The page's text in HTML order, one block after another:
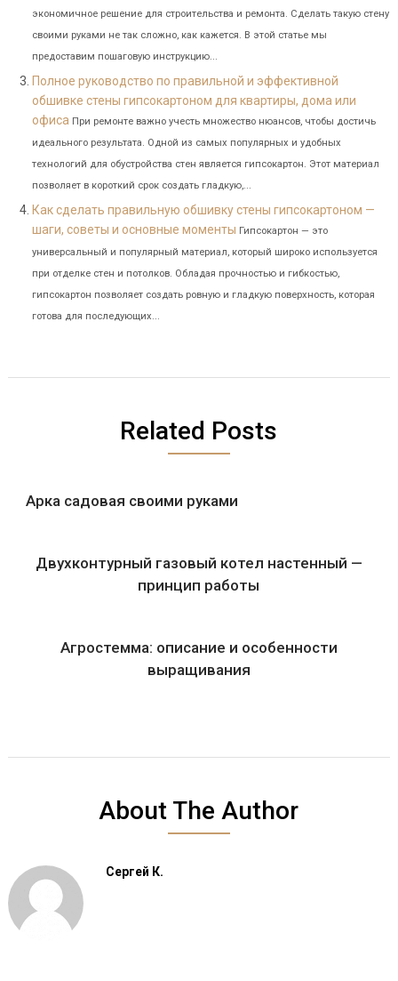
экономичное решение для строительства и ремонта. Сделать такую стену
своими руками не так сложно, как кажется. В этой статье мы
предоставим пошаговую инструкцию...
Полное руководство по правильной и эффективной
обшивке стены гипсокартоном для квартиры, дома или
офиса При ремонте важно учесть множество нюансов, чтобы достичь
идеального результата. Одной из самых популярных и удобных
технологий для обустройства стен является гипсокартон. Этот материал
позволяет в короткий срок создать гладкую,...
Как сделать правильную обшивку стены гипсокартоном —
шаги, советы и основные моменты Гипсокартон — это
универсальный и популярный материал, который широко используется
при отделке стен и потолков. Обладая прочностью и гибкостью,
гипсокартон позволяет создать ровную и гладкую поверхность, которая
готова для последующих...
Related Posts
Арка садовая своими руками
Двухконтурный газовый котел настенный —
принцип работы
Агростемма: описание и особенности
выращивания
About The Author
Сергей К.